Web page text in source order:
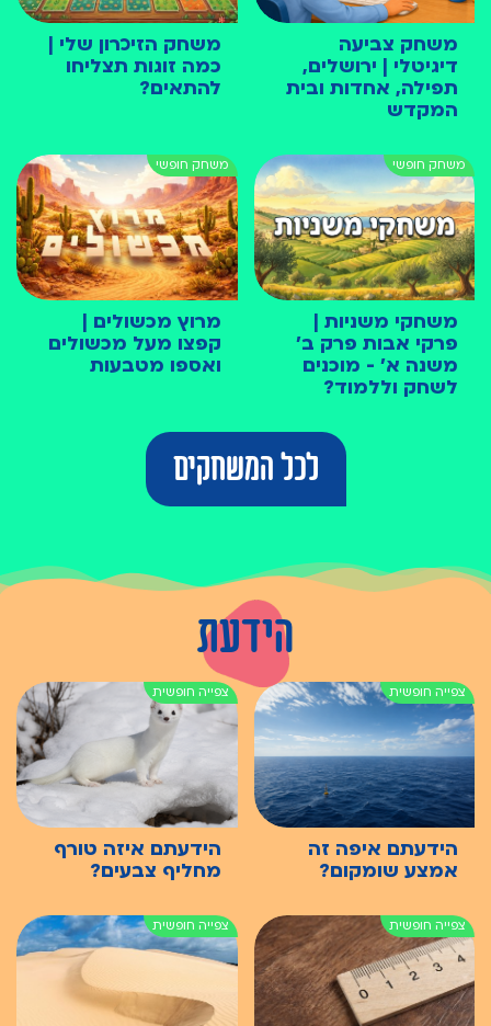
משחק צביעה
דיגיטלי | ירושלים,
תפילה, אחדות ובית
המקדש
משחק הזיכרון שלי |
כמה זוגות תצליחו
להתאים?
משחקי משניות |
פרקי אבות פרק ב׳
משנה א׳ - מוכנים
לשחק וללמוד?
מרוץ מכשולים |
קפצו מעל מכשולים
ואספו מטבעות
לכל המשחקים
הידעת
הידעתם איפה זה
אמצע שומקום?
הידעתם איזה טורף
מחליף צבעים?